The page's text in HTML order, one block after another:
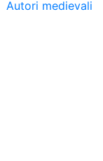
Autori medievali